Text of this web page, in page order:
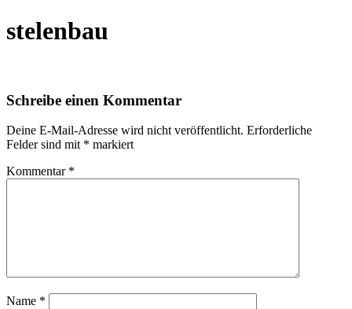
stelenbau
Schreibe einen Kommentar
Deine E-Mail-Adresse wird nicht veröffentlicht. Erforderliche
Felder sind mit * markiert
Kommentar *
Name *